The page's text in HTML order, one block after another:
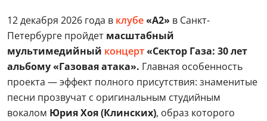
12 декабря 2026 года в клубе«А2» в Санкт-
Петербурге пройдет масштабный
мультимедийный концерт«Сектор Газа: 30 лет
альбому «Газовая атака». Главная особенность
проекта — эффект полного присутствия: знаменитые
песни прозвучат с оригинальным студийным
вокалом Юрия Хоя (Клинских), образ которого